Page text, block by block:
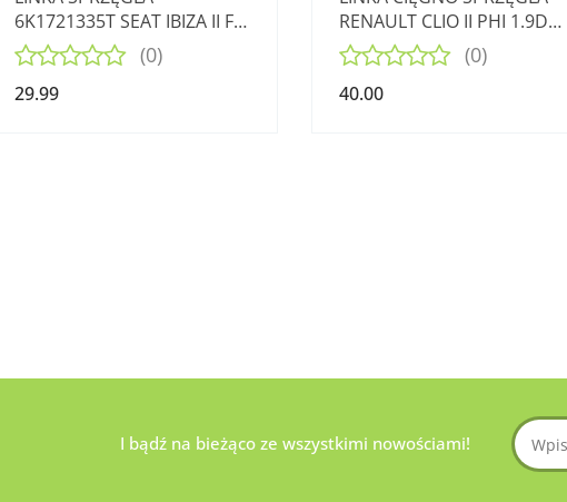
6K1721335T SEAT IBIZA II FL
1.4 8V
(0)
29.99
RENAULT CLIO II PHI 1.9D
98-
(0)
40.00
I bądź na bieżąco ze wszystkimi nowościami!